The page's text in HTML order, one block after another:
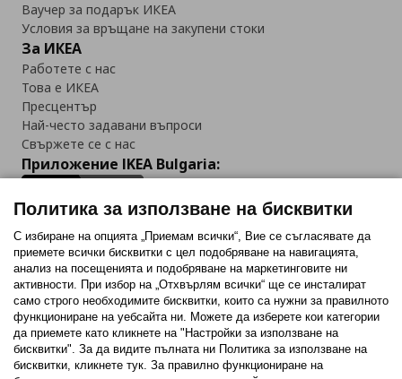
Ваучер за подарък ИКЕА
Условия за връщане на закупени стоки
За ИКЕА
Работете с нас
Това е ИКЕА
Пресцентър
Най-често задавани въпроси
Свържете се с нас
Приложение IKEA Bulgaria:
Последвайте ни:
FacebookTwitterYoutubePinterestInstagram
Политика за използване на бисквитки
С избиране на опцията „Приемам всички“, Вие се съгласявате да
приемете всички бисквитки с цел подобряване на навигацията,
анализ на посещенията и подобряване на маркетинговите ни
активности. При избор на „Отхвърлям всички“ ще се инсталират
само строго необходимитe бисквитки, които са нужни за правилното
функциониране на уебсайта ни. Можете да изберете кои категории
да приемете като кликнете на "Настройки за използване на
бисквитки". За да видите пълната ни Политика за използване на
бисквитки, кликнете тук. За правилно функциониране на